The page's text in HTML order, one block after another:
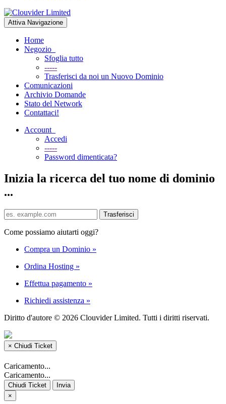
Attiva Navigazione
Home
Negozio
Sfoglia tutto
-----
Trasferisci da noi un Nuovo Dominio
Comunicazioni
Archivio Domande
Stato del Network
Contattaci!
Account
Accedi
-----
Password dimenticata?
Inizia la ricerca del tuo nome di dominio
...
Come possiamo aiutarti oggi?
Compra un Dominio »
Ordina Hosting »
Effettua pagamento »
Richiedi assistenza »
Diritto d'autore © 2026 Clouvider Limited. Tutti i diritti riservati.
× Chiudi Ticket
Caricamento...
Caricamento...
Chiudi Ticket
Invia
×